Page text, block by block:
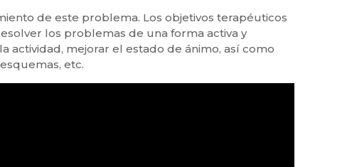
de este problema. Los objetivos terapéuticos
los problemas de una forma activa y
actividad, mejorar el estado de ánimo, así como
etc.